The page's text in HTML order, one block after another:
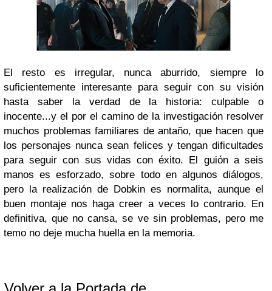
El resto es irregular, nunca aburrido, siempre lo
suficientemente interesante para seguir con su visión
hasta saber la verdad de la historia: culpable o
inocente...y el por el camino de la investigación resolver
muchos problemas familiares de antaño, que hacen que
los personajes nunca sean felices y tengan dificultades
para seguir con sus vidas con éxito. El guión a seis
manos es esforzado, sobre todo en algunos diálogos,
pero la realización de Dobkin es normalita, aunque el
buen montaje nos haga creer a veces lo contrario. En
definitiva, que no cansa, se ve sin problemas, pero me
temo no deje mucha huella en la memoria.